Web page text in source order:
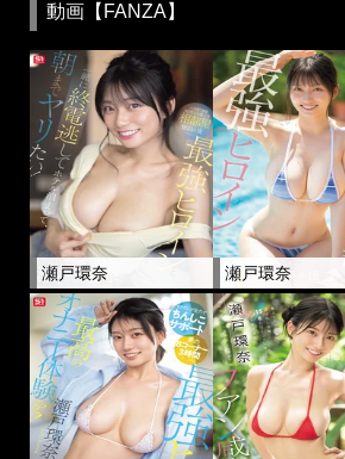
動画【FANZA】
瀬戸環奈 瀬戸環奈